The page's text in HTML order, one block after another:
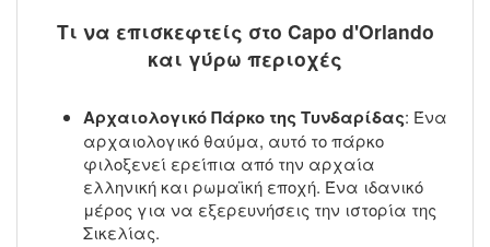
Τι να επισκεφτείς στο Capo d'Orlando
και γύρω περιοχές
Αρχαιολογικό Πάρκο της Τυνδαρίδας: Ένα
αρχαιολογικό θαύμα, αυτό το πάρκο
φιλοξενεί ερείπια από την αρχαία
ελληνική και ρωμαϊκή εποχή. Ένα ιδανικό
μέρος για να εξερευνήσεις την ιστορία της
Σικελίας.